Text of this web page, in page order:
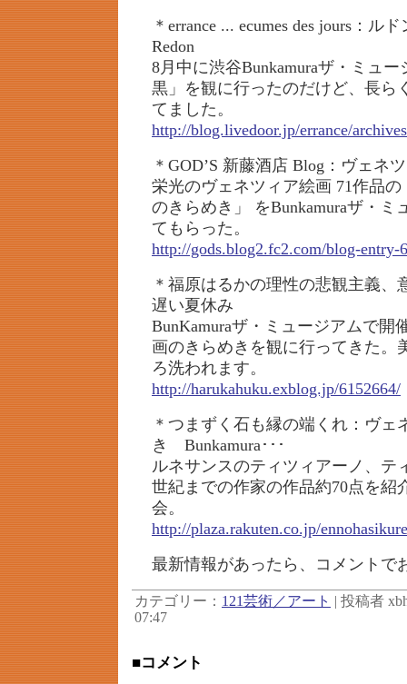
＊errance ... ecumes des jours：ル
Redon
8月中に渋谷Bunkamuraザ・ミュ
黒」を観に行ったのだけど、長ら
てました。
http://blog.livedoor.jp/errance/
＊GOD’S 新藤酒店 Blog：ヴェネ
栄光のヴェネツィア絵画 71作品
のきらめき」 をBunkamuraザ・ミ
てもらった。
http://gods.blog2.fc2.com/blog-entry-
＊福原はるかの理性の悲観主義、
遅い夏休み
BunKamuraザ・ミュージアムで開
画のきらめきを観に行ってきた。
ろ洗われます。
http://harukahuku.exblog.jp/6152664/
＊つまずく石も縁の端くれ：ヴェ
き Bunkamura･･･
ルネサンスのティツィアーノ、テ
世紀までの作家の作品約70点を紹
会。
http://plaza.rakuten.co.jp/
最新情報があったら、コメントで
カテゴリー： 121芸術／アート | 投稿者
07:47
■コメント